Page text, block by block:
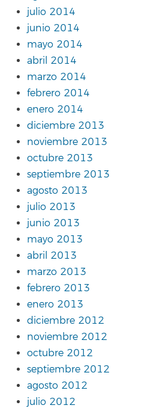
julio 2014
junio 2014
mayo 2014
abril 2014
marzo 2014
febrero 2014
enero 2014
diciembre 2013
noviembre 2013
octubre 2013
septiembre 2013
agosto 2013
julio 2013
junio 2013
mayo 2013
abril 2013
marzo 2013
febrero 2013
enero 2013
diciembre 2012
noviembre 2012
octubre 2012
septiembre 2012
agosto 2012
julio 2012